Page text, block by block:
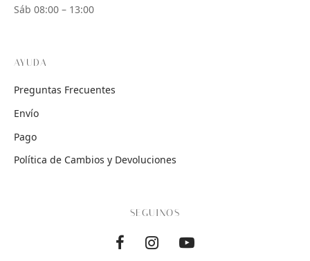
Sáb 08:00 – 13:00
AYUDA
Preguntas Frecuentes
Envío
Pago
Política de Cambios y Devoluciones
SEGUINOS